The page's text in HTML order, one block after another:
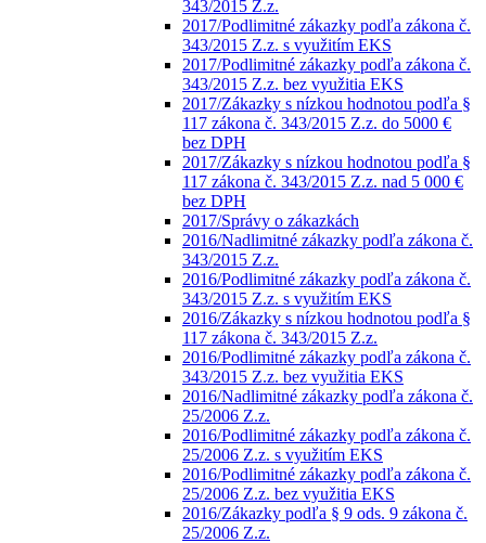
343/2015 Z.z.
2017/Podlimitné zákazky podľa zákona č.
343/2015 Z.z. s využitím EKS
2017/Podlimitné zákazky podľa zákona č.
343/2015 Z.z. bez využitia EKS
2017/Zákazky s nízkou hodnotou podľa §
117 zákona č. 343/2015 Z.z. do 5000 €
bez DPH
2017/Zákazky s nízkou hodnotou podľa §
117 zákona č. 343/2015 Z.z. nad 5 000 €
bez DPH
2017/Správy o zákazkách
2016/Nadlimitné zákazky podľa zákona č.
343/2015 Z.z.
2016/Podlimitné zákazky podľa zákona č.
343/2015 Z.z. s využitím EKS
2016/Zákazky s nízkou hodnotou podľa §
117 zákona č. 343/2015 Z.z.
2016/Podlimitné zákazky podľa zákona č.
343/2015 Z.z. bez využitia EKS
2016/Nadlimitné zákazky podľa zákona č.
25/2006 Z.z.
2016/Podlimitné zákazky podľa zákona č.
25/2006 Z.z. s využitím EKS
2016/Podlimitné zákazky podľa zákona č.
25/2006 Z.z. bez využitia EKS
2016/Zákazky podľa § 9 ods. 9 zákona č.
25/2006 Z.z.